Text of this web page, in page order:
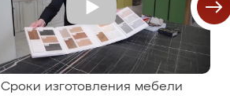
Сроки изготовления мебели